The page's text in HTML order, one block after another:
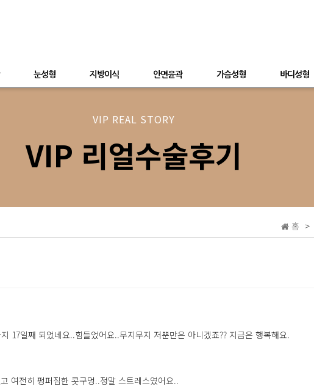
눈성형 지방이식 안면윤곽 가슴성형 바디성형
VIP REAL STORY
VIP 리얼수술후기
홈
17일째 되었네요..힘들었어요..무지무지 저뿐만은 아니겠죠?? 지금은 행복해요.
여전히 펑퍼짐한 콧구멍..정말 스트레스였어요..